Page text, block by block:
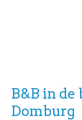
B&B in
Domburg